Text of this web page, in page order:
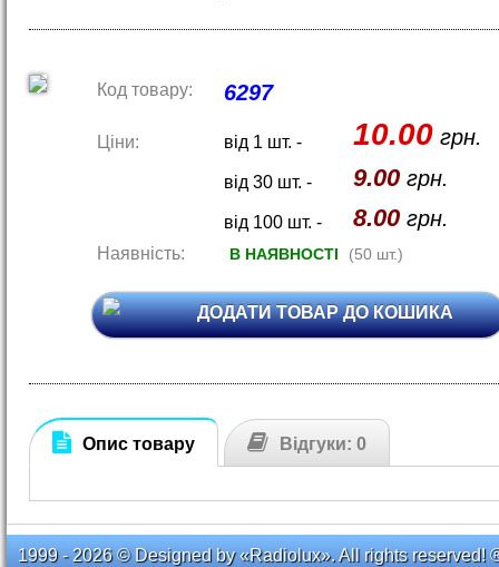
Код товару: 6297
Ціни: від 1 шт. - 10.00грн.
від 30 шт. - 9.00грн.
від 100 шт. - 8.00грн.
Наявність: В НАЯВНОСТІ (50 шт.)
ДОДАТИ ТОВАР ДО КОШИКА
Опис товару Відгуки: 0
1999 - 2026 © Designed by «Radiolux». All rights reserved!